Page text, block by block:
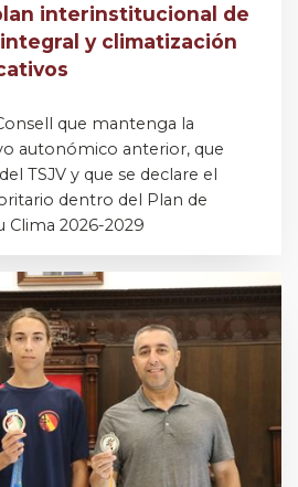
interinstitucional de
y climatización
que mantenga la
autonómico anterior, que
TSJV y que se declare el
dentro del Plan de
Clima 2026-2029